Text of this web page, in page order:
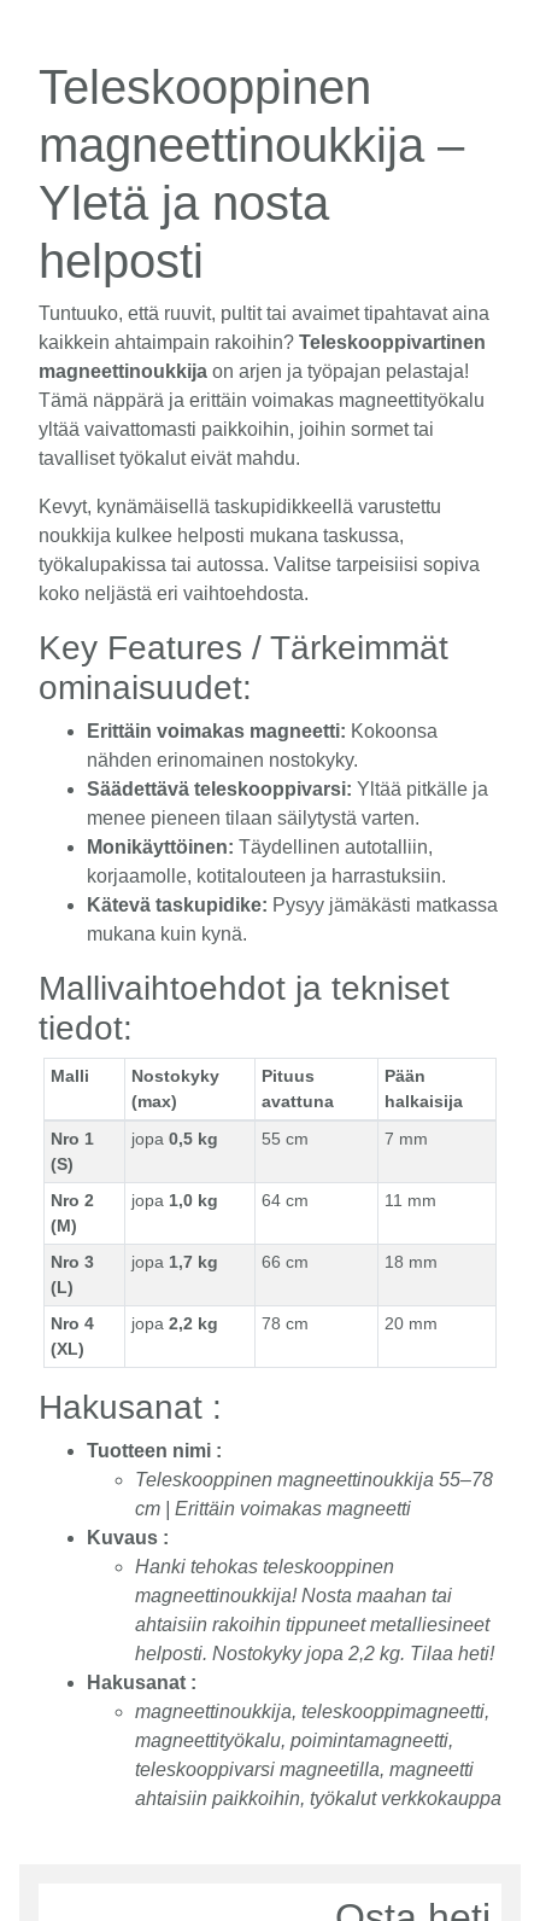
Teleskooppinen
magneettinoukkija –
Yletä ja nosta
helposti
Tuntuuko, että ruuvit, pultit tai avaimet tipahtavat aina
kaikkein ahtaimpain rakoihin? Teleskooppivartinen
magneettinoukkija on arjen ja työpajan pelastaja!
Tämä näppärä ja erittäin voimakas magneettityökalu
yltää vaivattomasti paikkoihin, joihin sormet tai
tavalliset työkalut eivät mahdu.
Kevyt, kynämäisellä taskupidikkeellä varustettu
noukkija kulkee helposti mukana taskussa,
työkalupakissa tai autossa. Valitse tarpeisiisi sopiva
koko neljästä eri vaihtoehdosta.
Key Features / Tärkeimmät
ominaisuudet:
Erittäin voimakas magneetti: Kokoonsa
nähden erinomainen nostokyky.
Säädettävä teleskooppivarsi: Yltää pitkälle ja
menee pieneen tilaan säilytystä varten.
Monikäyttöinen: Täydellinen autotalliin,
korjaamolle, kotitalouteen ja harrastuksiin.
Kätevä taskupidike: Pysyy jämäkästi matkassa
mukana kuin kynä.
Mallivaihtoehdot ja tekniset
tiedot:
Malli
Nostokyky
(max)
Pituus
avattuna
Pään
halkaisija
Nro 1
(S)
jopa 0,5 kg 55 cm 7 mm
Nro 2
(M)
jopa 1,0 kg 64 cm 11 mm
Nro 3
(L)
jopa 1,7 kg 66 cm 18 mm
Nro 4
(XL)
jopa 2,2 kg 78 cm 20 mm
Hakusanat :
Tuotteen nimi :
Teleskooppinen magneettinoukkija 55–78
cm | Erittäin voimakas magneetti
Kuvaus :
Hanki tehokas teleskooppinen
magneettinoukkija! Nosta maahan tai
ahtaisiin rakoihin tippuneet metalliesineet
helposti. Nostokyky jopa 2,2 kg. Tilaa heti!
Hakusanat :
magneettinoukkija, teleskooppimagneetti,
magneettityökalu, poimintamagneetti,
teleskooppivarsi magneetilla, magneetti
ahtaisiin paikkoihin, työkalut verkkokauppa